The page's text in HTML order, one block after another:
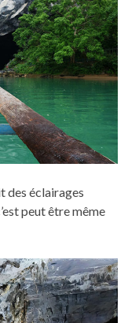
des éclairages
peut être même